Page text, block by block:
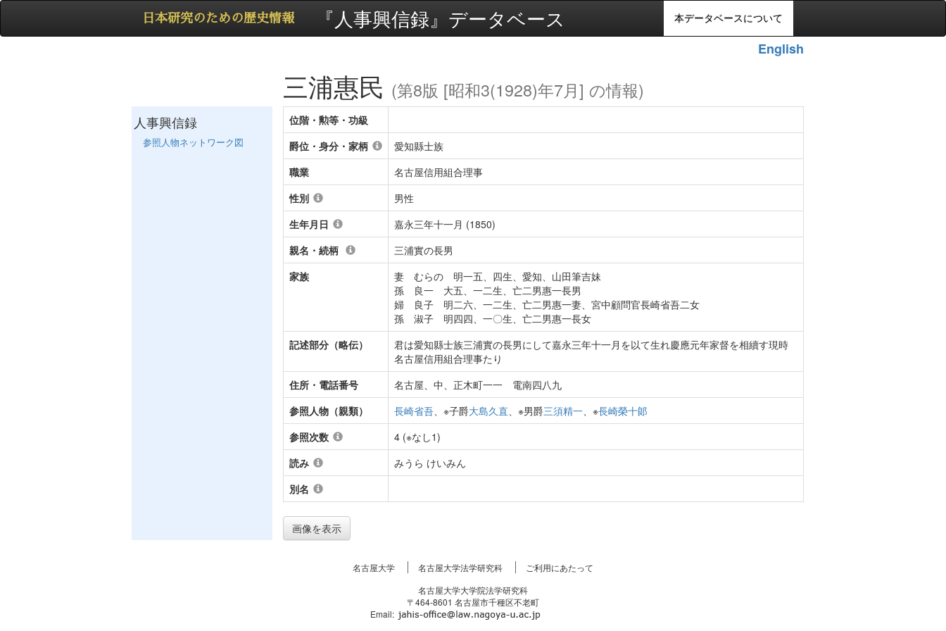
本データベースについて
日本研究のための歴史情報 『人事興信録』データベース
English
三浦惠民 (第8版 [昭和3(1928)年7月] の情報)
位階・勲等・功級
爵位・身分・家柄
愛知縣士族
職業
名古屋信用組合理事
性別
男性
生年月日
嘉永三年十一月 (1850)
親名・続柄
三浦實の長男
家族
妻 むらの 明一五、四生、愛知、山田筆吉妹
孫 良一 大五、一二生、亡二男惠一長男
婦 良子 明二六、一二生、亡二男惠一妻、宮中顧問官長崎省吾二女
孫 淑子 明四四、一〇生、亡二男惠一長女
記述部分（略伝）
君は愛知縣士族三浦實の長男にして嘉永三年十一月を以て生れ慶應元年家督を相續す現時
名古屋信用組合理事たり
住所・電話番号
名古屋、中、正木町一一 電南四八九
参照人物（親類）
長崎省吾、※子爵大島久直、※男爵三須精一、※長崎榮十郞
参照次数
4 (※なし1)
読み
みうら けいみん
別名
画像を表示
人事興信録
参照人物ネットワーク図
名古屋大学 名古屋大学法学研究科
ご利用にあたって
名古屋大学大学院法学研究科
〒464-8601 名古屋市千種区不老町
Email: